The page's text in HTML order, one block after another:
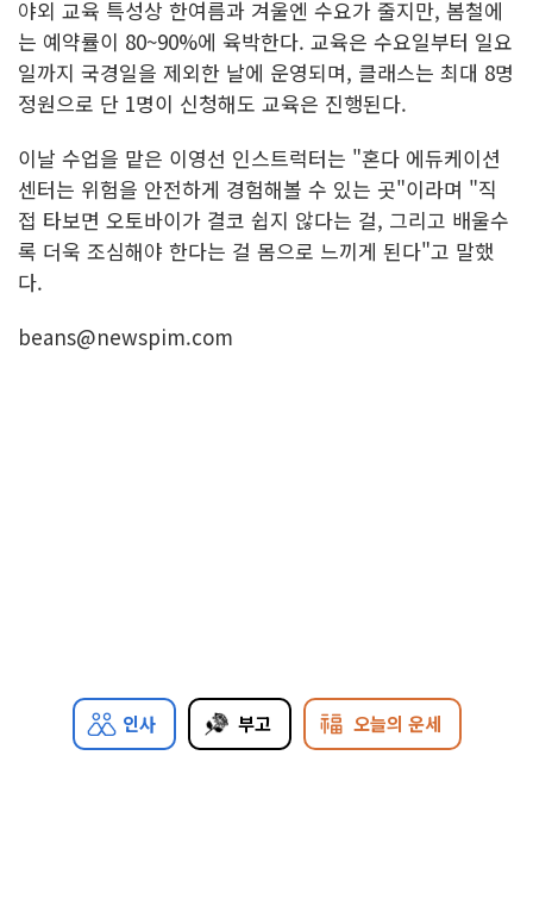
야외 교육 특성상 한여름과 겨울엔 수요가 줄지만, 봄철에
는 예약률이 80~90%에 육박한다. 교육은 수요일부터 일요
일까지 국경일을 제외한 날에 운영되며, 클래스는 최대 8명
정원으로 단 1명이 신청해도 교육은 진행된다.
이날 수업을 맡은 이영선 인스트럭터는 "혼다 에듀케이션
센터는 위험을 안전하게 경험해볼 수 있는 곳"이라며 "직
접 타보면 오토바이가 결코 쉽지 않다는 걸, 그리고 배울수
록 더욱 조심해야 한다는 걸 몸으로 느끼게 된다"고 말했
다.
beans@newspim.com
인사 부고 오늘의 운세